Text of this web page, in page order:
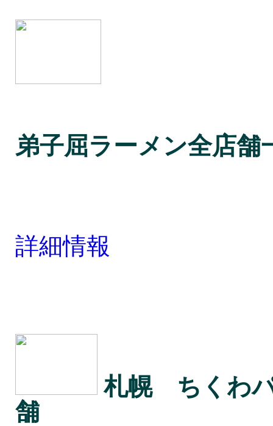
弟子屈ラーメン全店舗
詳細情報
札幌 ちくわ
舗